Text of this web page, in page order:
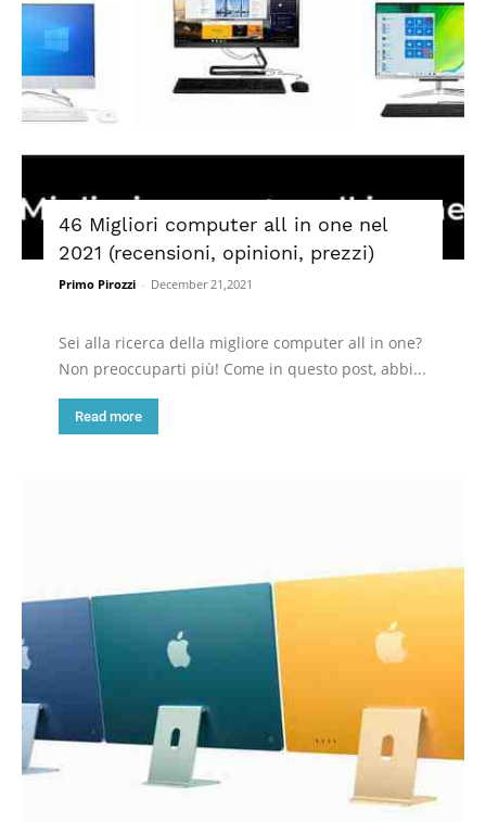
46 Migliori computer all in one nel
2021 (recensioni, opinioni, prezzi)
Primo Pirozzi - December 21,2021
Sei alla ricerca della migliore computer all in one?
Non preoccuparti più! Come in questo post, abbi...
Read more